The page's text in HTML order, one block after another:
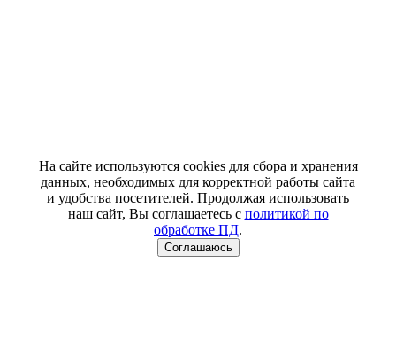
На сайте используются cookies для сбора и хранения
данных, необходимых для корректной работы сайта
и удобства посетителей. Продолжая использовать
наш сайт, Вы соглашаетесь с политикой по
обработке ПД.
Соглашаюсь